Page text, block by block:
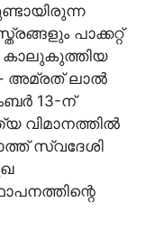
പാക്കറ്റ്
കാലുകുത്തിയ
അമ്രത് ലാൽ
13-ന്
വിമാനത്തിൽ
സ്വദേശി